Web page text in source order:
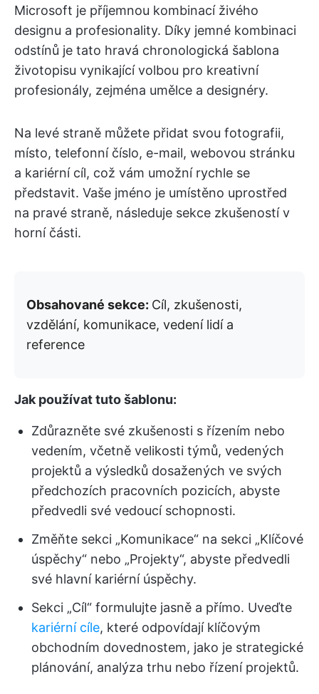
Microsoft je příjemnou kombinací živého
designu a profesionality. Díky jemné kombinaci
odstínů je tato hravá chronologická šablona
životopisu vynikající volbou pro kreativní
profesionály, zejména umělce a designéry.
Na levé straně můžete přidat svou fotografii,
místo, telefonní číslo, e-mail, webovou stránku
a kariérní cíl, což vám umožní rychle se
představit. Vaše jméno je umístěno uprostřed
na pravé straně, následuje sekce zkušeností v
horní části.
Obsahované sekce: Cíl, zkušenosti,
vzdělání, komunikace, vedení lidí a
reference
Jak používat tuto šablonu:
Zdůrazněte své zkušenosti s řízením nebo
vedením, včetně velikosti týmů, vedených
projektů a výsledků dosažených ve svých
předchozích pracovních pozicích, abyste
předvedli své vedoucí schopnosti.
Změňte sekci „Komunikace“ na sekci „Klíčové
úspěchy“ nebo „Projekty“, abyste předvedli
své hlavní kariérní úspěchy.
Sekci „Cíl“ formulujte jasně a přímo. Uveďte
kariérní cíle, které odpovídají klíčovým
obchodním dovednostem, jako je strategické
plánování, analýza trhu nebo řízení projektů.